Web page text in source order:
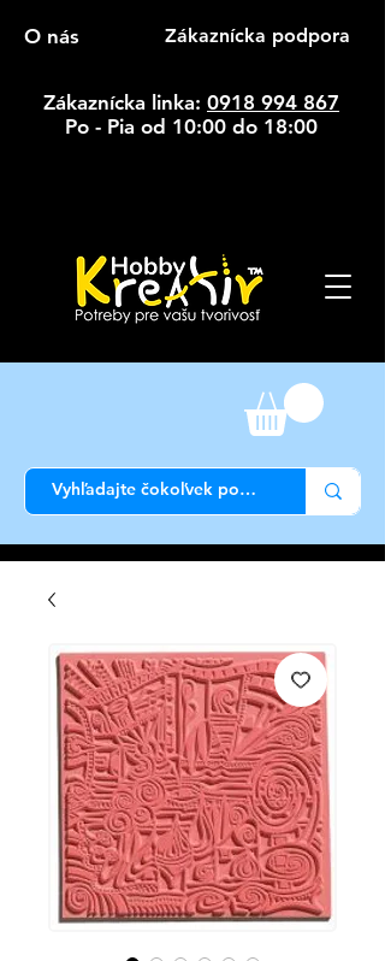
O nás Zákaznícka podpora
Zákaznícka linka: 0918 994 867
Po - Pia od 10:00 do 18:00